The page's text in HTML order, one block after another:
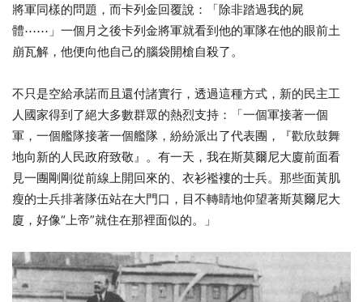
將軍同樣的問題，而卡列金回覆說：「除非踏過我的屍
體⋯⋯」一個月之後卡列金將軍就看到他的軍隊在他的眼前土
崩瓦解，他便向他自己的腦袋開槍自殺了。
不只是空給承諾而且還付諸實行，透過這種方式，新的民主工
人國家得到了絕大多數群眾的熱烈支持：「一個軍接著一個
軍，一個艦隊接著一個艦隊，紛紛派出了代表團，『歡欣鼓舞
地向新的人民政府致敬』。有一天，我在斯莫爾尼大廈前面看
見一團剛剛從前線上開回來的、衣衫襤褸的士兵。那些面黃肌
瘦的士兵排著隊伍站在大門口，目不轉睛地仰望著斯莫爾尼大
廈，好像“上帝”就住在那裡面似的。」